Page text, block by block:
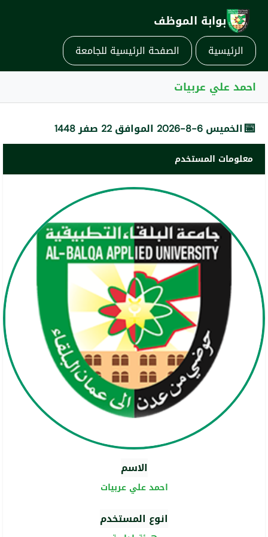
بوابة الموظف
الرئيسية الصفحة الرئيسية للجامعة
احمد علي عربيات
📅الخميس 6-8-2026 الموافق 22 صفر 1448
معلومات المستخدم
الاسم
احمد علي عربيات
انوع المستخدم